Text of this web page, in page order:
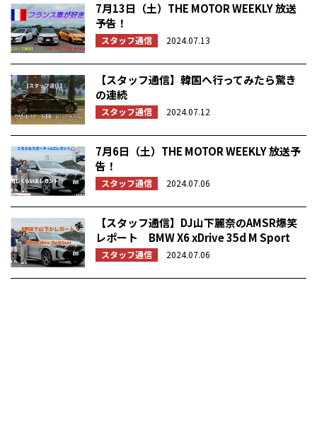
7月13日（土）THE MOTOR WEEKLY 放送
予告！
スタッフ通信 2024.07.13
【スタッフ通信】韓国へ行ってみたら驚き
の連続
スタッフ通信 2024.07.12
7月6日（土）THE MOTOR WEEKLY 放送予
告！
スタッフ通信 2024.07.06
【スタッフ通信】DJ山下麗奈のAMSR爆笑
レポート BMW X6 xDrive 35d M Sport
スタッフ通信 2024.07.06